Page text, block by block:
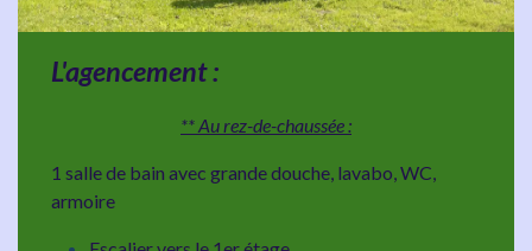
L'agencement :
** Au rez-de-chaussée :
1 salle de bain avec grande douche, lavabo, WC,
armoire